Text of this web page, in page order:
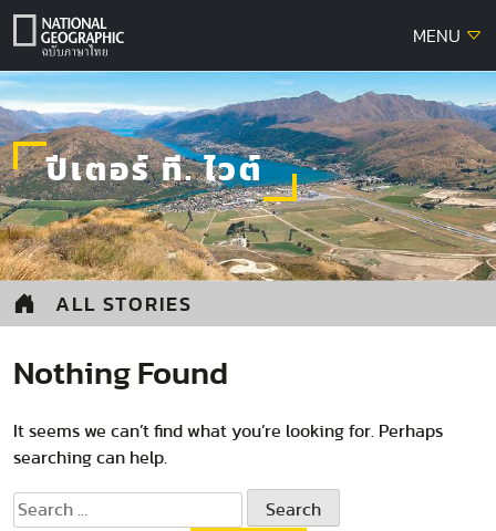
Skip
MENU
ปีเตอร์ ที. ไวต์
ALL STORIES
Nothing Found
It seems we can’t find what you’re looking for. Perhaps
searching can help.
Search